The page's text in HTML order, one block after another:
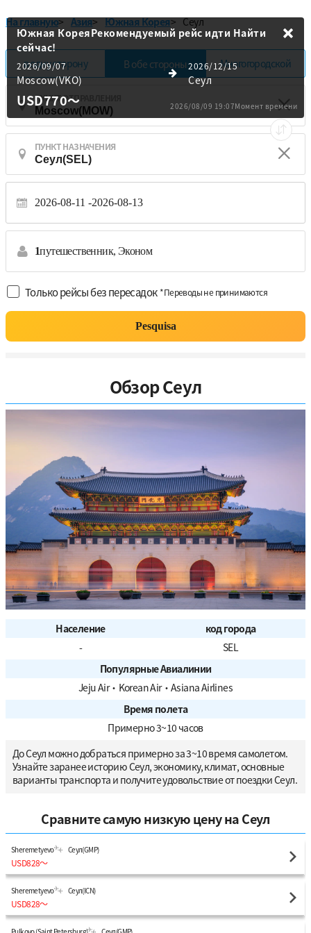
На главную> Азия> Южная Корея> Сеул
в одну сторону В обе стороны Многогородской
ПУНКТ ОТПРАВЛЕНИЯ
ПУНКТ НАЗНАЧЕНИЯ
2026-08-11 2026-08-13
1путешественник, Эконом
Только рейсы без пересадок *Переводы не принимаются
Pesquisa
Южная КореяРекомендуемый рейс идти Найти
сейчас!
2026/09/07
Moscow(VKO)
2026/12/15
Сеул
USD770～ 2026/08/09 19:07Момент времени
Обзор Сеул
Население
код города
-
SEL
Популярные Авиалинии
Jeju Air・ Korean Air・Asiana Airlines
Время полета
Примерно 3~10 часов
До Сеул можно добраться примерно за 3~10 время самолетом.
Узнайте заранее историю Сеул, экономику, климат, основные
варианты транспорта и получите удовольствие от поездки Сеул.
Сравните самую низкую цену на Сеул
Sheremetyevo Сеул(GMP)
USD828〜
Sheremetyevo Сеул(ICN)
USD828〜